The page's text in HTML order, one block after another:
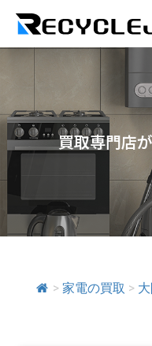
買取専門店
> 家電の買取 >